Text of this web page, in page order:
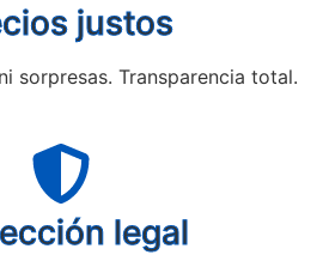
justos
sorpresas. Transparencia total.
legal